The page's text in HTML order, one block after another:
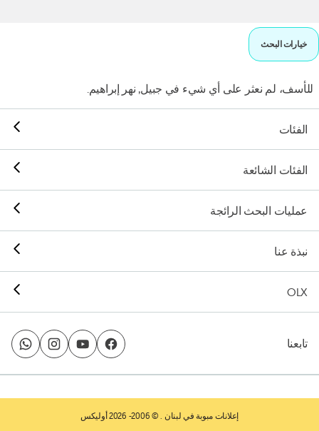
خيارات البحث
للأسف، لم نعثر على أي شيء في جبيل, نهر إبراهيم.
الفئات
الفئات الشائعة
عمليات البحث الرائجة
نبذة عنا
OLX
تابعنا
إعلانات مبوبة في لبنان . © 2006- 2026 أوليكس